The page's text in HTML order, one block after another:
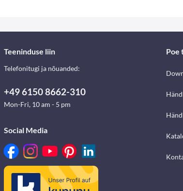
Teeninduse liin
Telefonitugi ja nõuanded:
+49 6150 8662-310
Mon-Fri, 10 am - 5 pm
Social Media
Poe